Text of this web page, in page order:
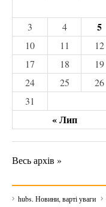
« Лип
3
4 5
10
11 12
17
18 19
24
25 26
31
Весь архів »
hubs. Новини, варті уваги